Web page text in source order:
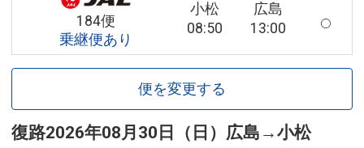
184便
乗継便あり
小松
08:50
広島
13:00
便を変更する
復路2026年08月30日（日） 広島 →小松